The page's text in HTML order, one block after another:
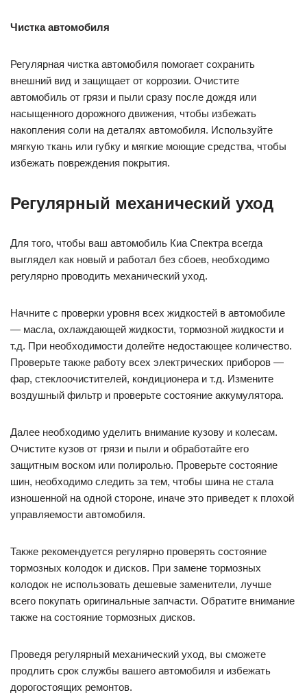
Правильное давление в шинах обеспечивает хорошую
автомобиле Киа Спектра рекомендуется следить за
пневмо- и показателями давления в шинах. Проверьте их
регулярно и убедитесь, что давление соответствует
рекомендациям производителя. Рекомендуется проводить
проверку давления в шинах раз в месяц.
Чистка автомобиля
Регулярная чистка автомобиля помогает сохранить
насыщенного дорожного движения, чтобы избежать
накопления соли на деталях автомобиля. Используйте
мягкую ткань или губку и мягкие моющие средства, чтобы
Регулярный механический уход
Для того, чтобы ваш автомобиль Киа Спектра всегда
выглядел как новый и работал без сбоев, необходимо
Начните с проверки уровня всех жидкостей в автомобиле
— масла, охлаждающей жидкости, тормозной жидкости и
т.д. При необходимости долейте недостающее количество.
Проверьте также работу всех электрических приборов —
фар, стеклоочистителей, кондиционера и т.д. Измените
Далее необходимо уделить внимание кузову и колесам.
Очистите кузов от грязи и пыли и обработайте его
защитным воском или полиролью. Проверьте состояние
шин, необходимо следить за тем, чтобы шина не стала
управляемости автомобиля.
Также рекомендуется регулярно проверять состояние